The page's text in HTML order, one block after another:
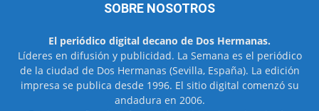
SOBRE NOSOTROS
El periódico digital decano de Dos Hermanas.
Líderes en difusión y publicidad. La Semana es el periódico
de la ciudad de Dos Hermanas (Sevilla, España). La edición
impresa se publica desde 1996. El sitio digital comenzó su
andadura en 2006.